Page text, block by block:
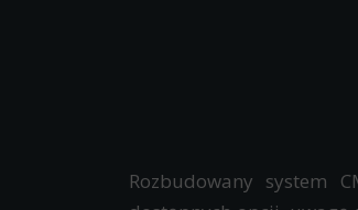
Rozbudowany system